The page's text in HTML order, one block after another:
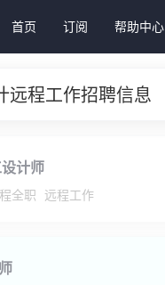
首页 订阅 帮助中心
远程工作招聘信息
计师
全职 远程工作